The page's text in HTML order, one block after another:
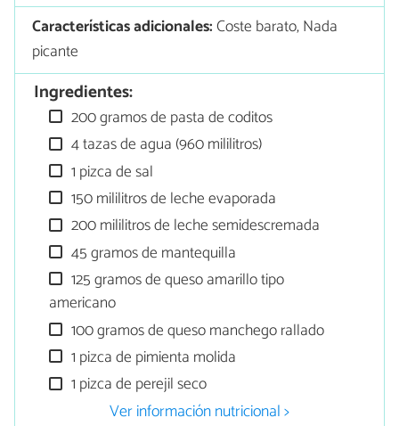
Características adicionales:Coste barato, Nada
picante
Ingredientes:
200 gramos de pasta de coditos
4 tazas de agua (960 mililitros)
1 pizca de sal
150 mililitros de leche evaporada
200 mililitros de leche semidescremada
45 gramos de mantequilla
125 gramos de queso amarillo tipo
americano
100 gramos de queso manchego rallado
1 pizca de pimienta molida
1 pizca de perejil seco
Ver información nutricional >